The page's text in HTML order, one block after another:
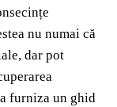
nu numai că
dar pot
furniza un ghid